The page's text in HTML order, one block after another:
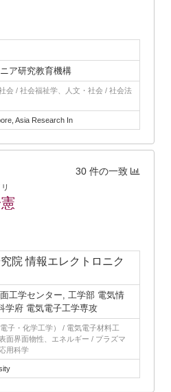
ア研究教育機構
会 / 社会福祉学、人文・社会 / 社会法
Asia Research In
30 件の一致
院 情報エレクトロニク
工学センター, 工学部 電気情
学府 電気電子工学専攻
子・化学工学） / 電気電子材料工
面界面物性、エネルギー / プラズマ
用科学